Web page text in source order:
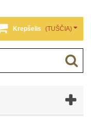
Krepšelis (TUŠČIA)